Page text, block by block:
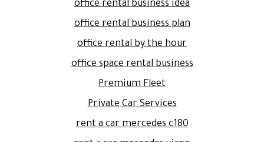
office rental business idea
office rental business plan
office rental by the hour
office space rental business
Premium Fleet
Private Car Services
rent a car mercedes c180